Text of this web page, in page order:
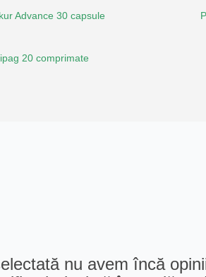
Advance 30 capsule
20 comprimate
nu avem încă